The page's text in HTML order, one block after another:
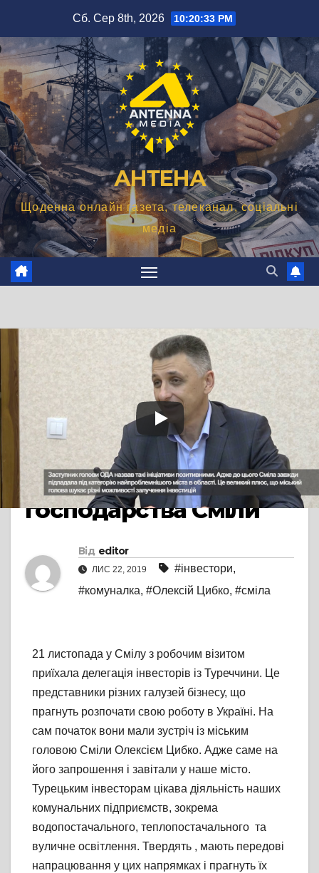
вмісту
Сб. Сер 8th, 2026 10:20:33 PM
АНТЕНА
Щоденна онлайн газета, телеканал, соціальні
медіа
Турецькі інвестори
хочуть допомогти у
модернізації
комунального
господарства Сміли
Від editor
ЛИС 22, 2019 #інвестори,
#комуналка, #Олексій Цибко, #сміла
21 листопада у Смілу з робочим візитом
приїхала делегація інвесторів із Туреччини. Це
представники різних галузей бізнесу, що
прагнуть розпочати свою роботу в Україні. На
сам початок вони мали зустріч із міським
головою Сміли Олексієм Цибко. Адже саме на
його запрошення і завітали у наше місто.
Турецьким інвесторам цікава діяльність наших
комунальних підприємств, зокрема
водопостачального, теплопостачального та
вуличне освітлення. Твердять , мають передові
напрацювання у цих напрямках і прагнуть їх